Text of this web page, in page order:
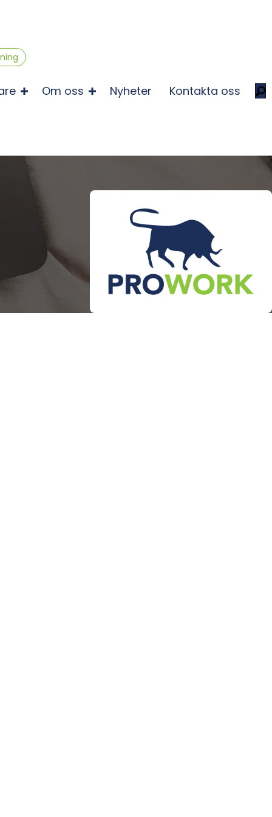
Om oss Nyheter Kontakta oss